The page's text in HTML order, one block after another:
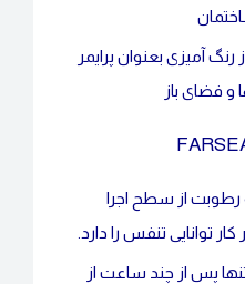
آمیزی بعنوان پرایمر
فضای باز
رطوبت از سطح اجرا
توانایی تنفس را دارد.
پس از چند ساعت از